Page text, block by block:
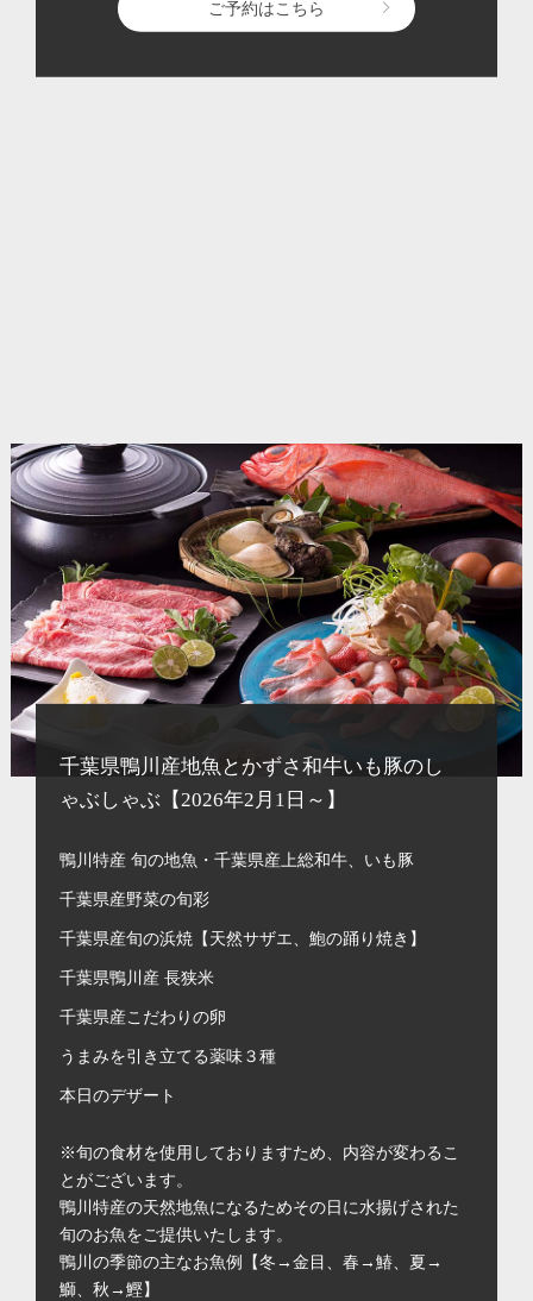
ご予約はこちら
千葉県鴨川産地魚とかずさ和牛いも豚のし
ゃぶしゃぶ【2026年2月1日～】
鴨川特産 旬の地魚・千葉県産上総和牛、いも豚
千葉県産野菜の旬彩
千葉県産旬の浜焼【天然サザエ、鮑の踊り焼き】
千葉県鴨川産 長狭米
千葉県産こだわりの卵
うまみを引き立てる薬味３種
本日のデザート
※旬の食材を使用しておりますため、内容が変わるこ
とがございます。
鴨川特産の天然地魚になるためその日に水揚げされた
旬のお魚をご提供いたします。
鴨川の季節の主なお魚例【冬→金目、春→鰆、夏→
鰤、秋→鰹】